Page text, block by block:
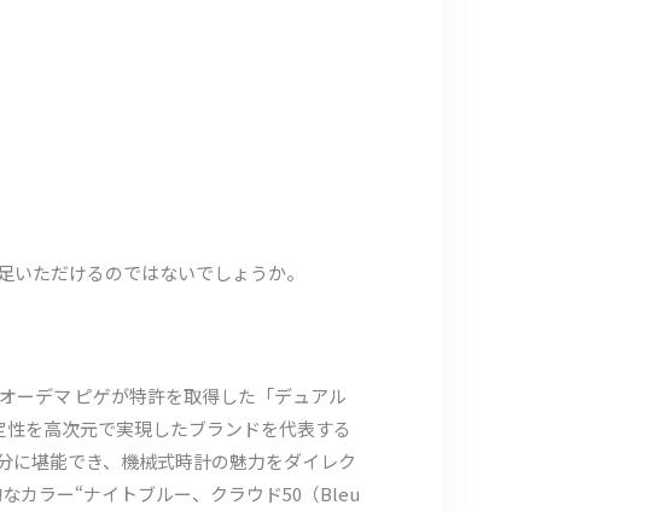
ただけるのではないでしょうか。
ーデマ ピゲが特許を取得した「デュアル
を高次元で実現したブランドを代表する
に堪能でき、機械式時計の魅力をダイレク
カラー“ナイトブルー、クラウド50（Bleu